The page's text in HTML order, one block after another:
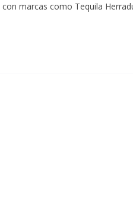
marcas como Tequila